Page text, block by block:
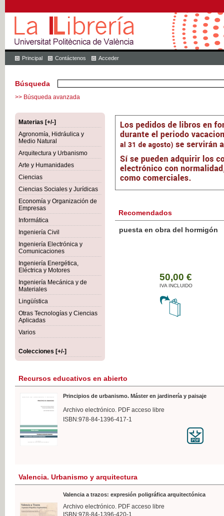
Principal Contáctenos Acceder
Búsqueda
>> Búsqueda avanzada
Materias [+/-]
Agronomía, Hidráulica y
Medio Natural
Arquitectura y Urbanismo
Arte y Humanidades
Ciencias
Ciencias Sociales y Jurídicas
Economía y Organización de
Empresas
Informática
Ingeniería Civil
Ingeniería Electrónica y
Comunicaciones
Ingeniería Energética,
Eléctrica y Motores
Ingeniería Mecánica y de
Materiales
Lingüística
Otras Tecnologías y Ciencias
Aplicadas
Varios
Colecciones [+/-]
Recomendados
Botánica Agroalimentaria
Recursos educativos en abierto
Principios de urbanismo. Máster en jardinería y paisaje
Archivo electrónico. PDF acceso libre
ISBN:978-84-1396-417-1
Valencia. Urbanismo y arquitectura
Valencia a trazos: expresión poligráfica arquitectónica
Archivo electrónico. PDF acceso libre
ISBN:978-84-1396-420-1